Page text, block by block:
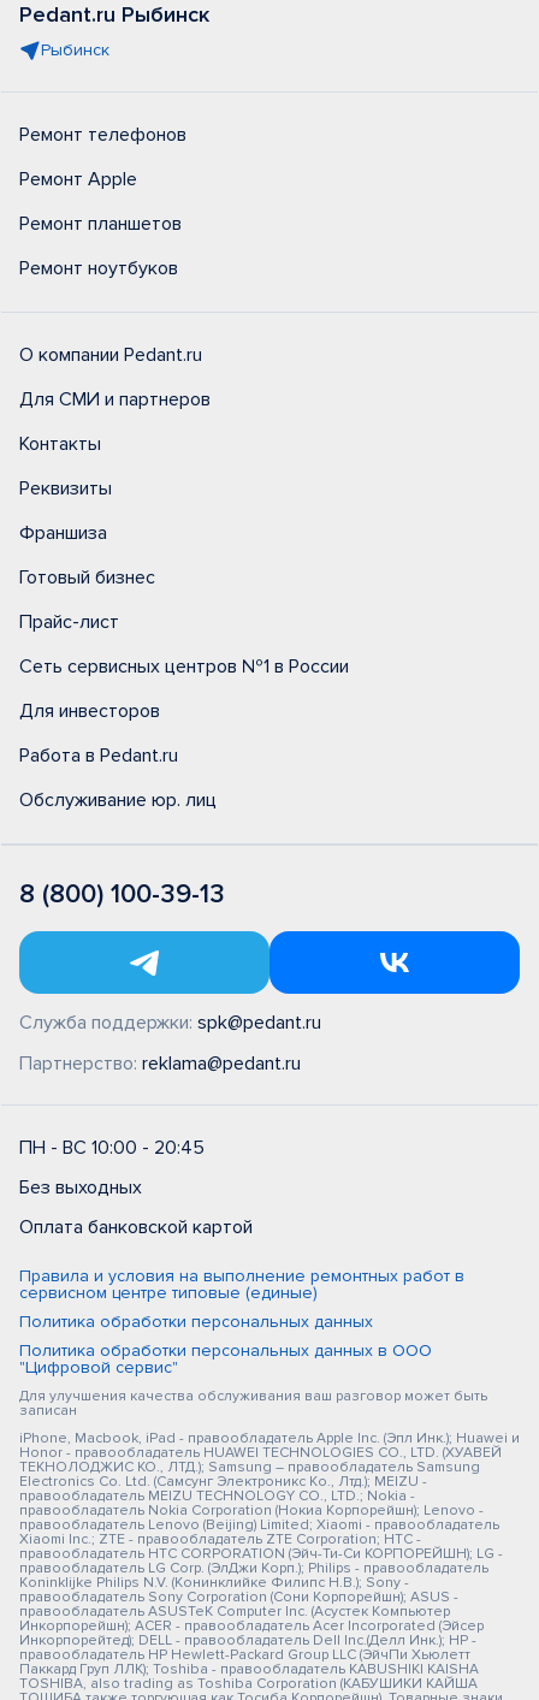
Pedant.ru Рыбинск
Рыбинск
Ремонт телефонов
Ремонт Apple
Ремонт планшетов
Ремонт ноутбуков
О компании Pedant.ru
Для СМИ и партнеров
Контакты
Реквизиты
Франшиза
Готовый бизнес
Прайс-лист
Сеть сервисных центров №1 в России
Для инвесторов
Работа в Pedant.ru
Обслуживание юр. лиц
8 (800) 100-39-13
Служба поддержки: spk@pedant.ru
Партнерство: reklama@pedant.ru
ПН - ВС 10:00 - 20:45
Без выходных
Оплата банковской картой
Правила и условия на выполнение ремонтных работ в
сервисном центре типовые (единые)
Политика обработки персональных данных
Политика обработки персональных данных в ООО
"Цифровой сервис"
Для улучшения качества обслуживания ваш разговор может быть
записан
iPhone, Macbook, iPad - правообладатель Apple Inc. (Эпл Инк.); Huawei и
Honor - правообладатель HUAWEI TECHNOLOGIES CO., LTD. (ХУАВЕЙ
ТЕКНОЛОДЖИС КО., ЛТД.); Samsung – правообладатель Samsung
Electronics Co. Ltd. (Самсунг Электроникс Ко., Лтд.); MEIZU -
правообладатель MEIZU TECHNOLOGY CO., LTD.; Nokia -
правообладатель Nokia Corporation (Нокиа Корпорейшн); Lenovo -
правообладатель Lenovo (Beijing) Limited; Xiaomi - правообладатель
Xiaomi Inc.; ZTE - правообладатель ZTE Corporation; HTC -
правообладатель HTC CORPORATION (Эйч-Ти-Си КОРПОРЕЙШН); LG -
правообладатель LG Corp. (ЭлДжи Корп.); Philips - правообладатель
Koninklijke Philips N.V. (Конинклийке Филипс Н.В.); Sony -
правообладатель Sony Corporation (Сони Корпорейшн); ASUS -
правообладатель ASUSTeK Computer Inc. (Асустек Компьютер
Инкорпорейшн); ACER - правообладатель Acer Incorporated (Эйсер
Инкорпорейтед); DELL - правообладатель Dell Inc.(Делл Инк.); HP -
правообладатель HP Hewlett-Packard Group LLC (ЭйчПи Хьюлетт
Паккард Груп ЛЛК); Toshiba - правообладатель KABUSHIKI KAISHA
TOSHIBA, also trading as Toshiba Corporation (КАБУШИКИ КАЙША